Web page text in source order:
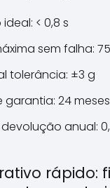
< 0,8 s
sem falha:
tolerância: ±3 g
garantia: 24 meses
anual:
rápido: